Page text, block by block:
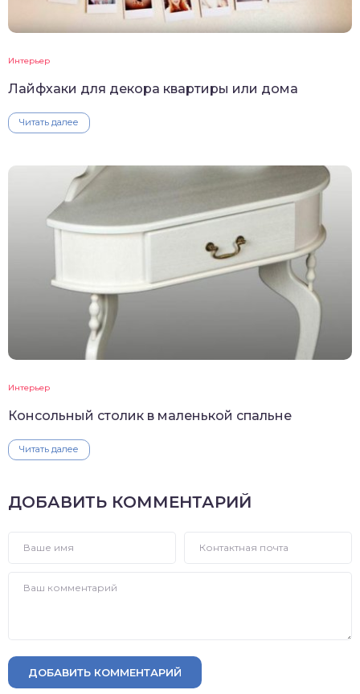
Интерьер
Лайфхаки для декора квартиры или дома
Читать далее
Интерьер
Консольный столик в маленькой спальне
Читать далее
ДОБАВИТЬ КОММЕНТАРИЙ
ДОБАВИТЬ КОММЕНТАРИЙ